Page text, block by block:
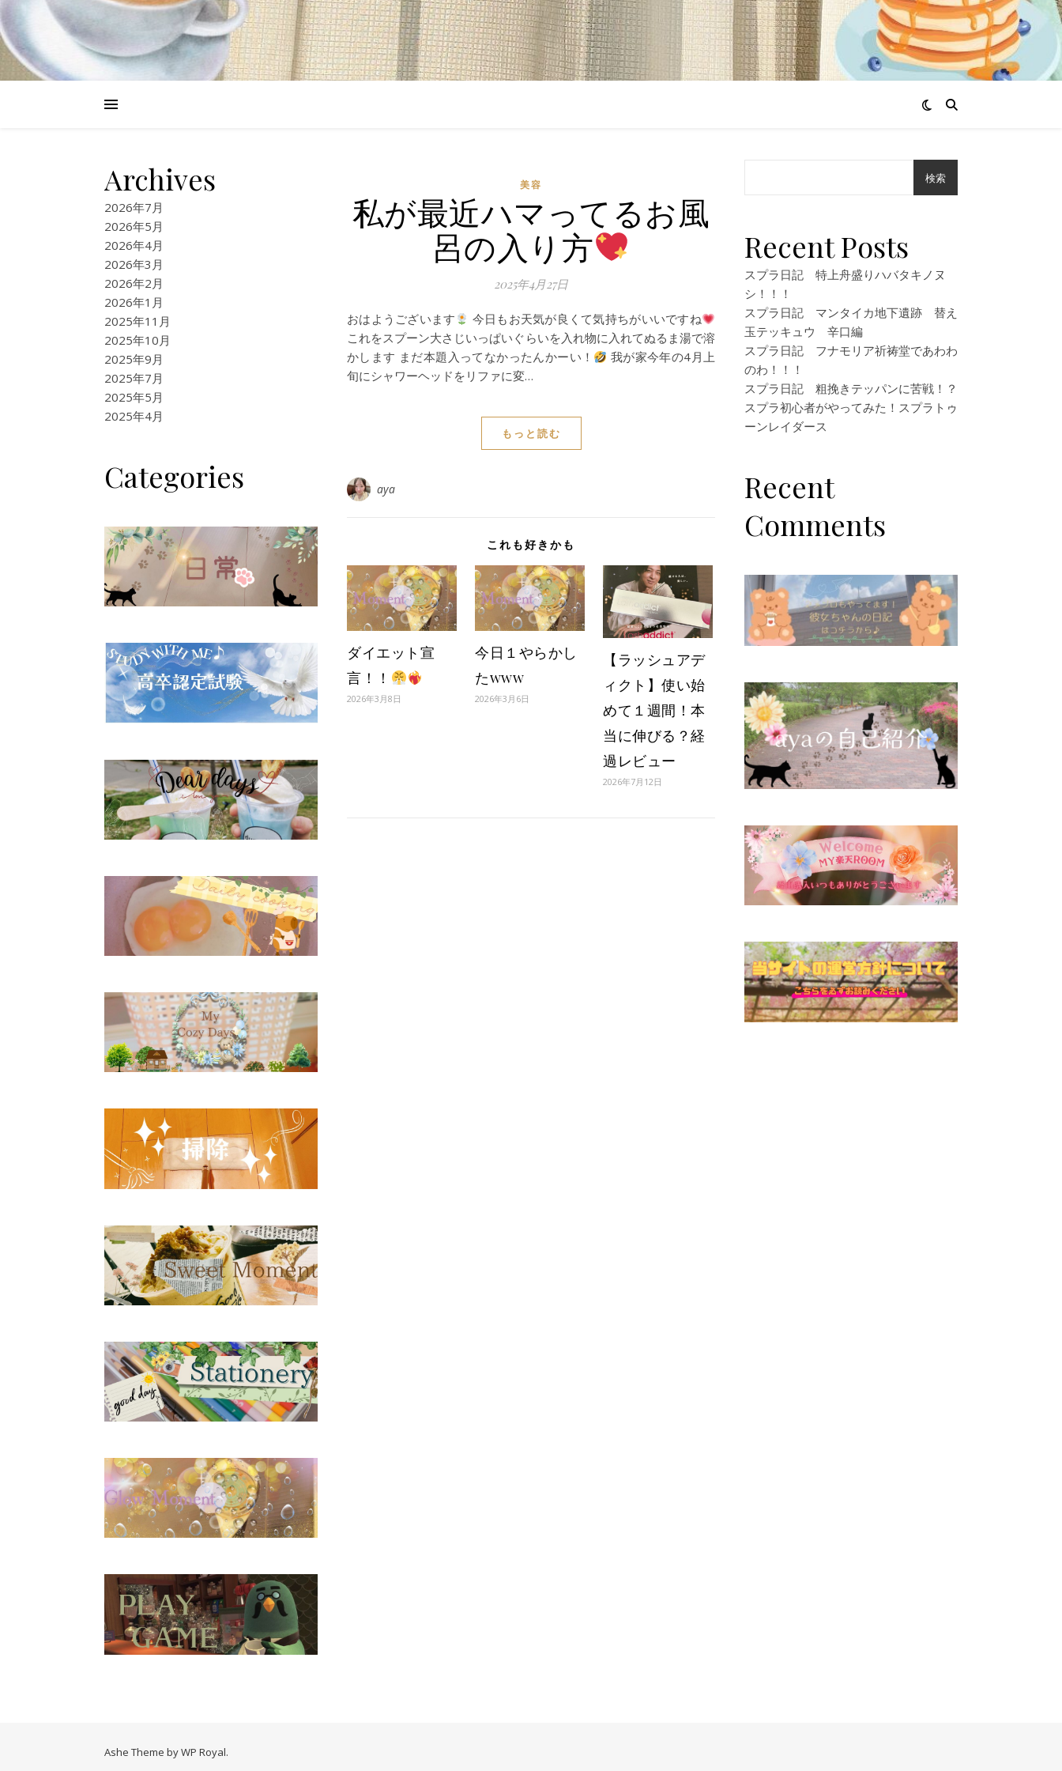
Archives
2026年7月
2026年5月
2026年4月
2026年3月
2026年2月
2026年1月
2025年11月
2025年10月
2025年9月
2025年7月
2025年5月
2025年4月
Categories
美容
私が最近ハマってるお風
呂の入り方
2025年4月27日
おはようございます
今日もお天気が良くて気持ちがいいですね
これをスプーン大さじいっぱいぐらいを入れ物に入れてぬるま湯で溶
かします まだ本題入ってなかったんかーい！
我が家今年の4月上
旬にシャワーヘッドをリファに変…
もっと読む
aya
これも好きかも
ダイエット宣
言！！
2026年3月8日
今日１やらかし
たwww
2026年3月6日
【ラッシュアデ
ィクト】使い始
めて１週間！本
当に伸びる？経
過レビュー
2026年7月12日
検索
Recent Posts
スプラ日記 特上舟盛りハバタキノヌ
シ！！！
スプラ日記 マンタイカ地下遺跡 替え
玉テッキュウ 辛口編
スプラ日記 フナモリア祈祷堂であわわ
のわ！！！
スプラ日記 粗挽きテッパンに苦戦！？
スプラ初心者がやってみた！スプラトゥ
ーンレイダース
Recent
Comments
Ashe Theme byWP Royal.